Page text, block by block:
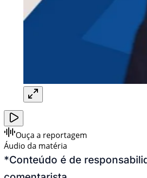
Ouça a reportagem
Áudio da matéria
*Conteúdo é de